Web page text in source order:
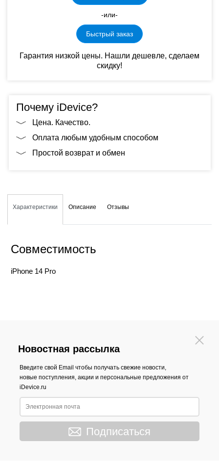
-или-
Быстрый заказ
Гарантия низкой цены. Нашли дешевле, сделаем
скидку!
Почему iDevice?
Цена. Качество.
Оплата любым удобным способом
Простой возврат и обмен
Описание
Характеристики Отзывы
Совместимость
iPhone 14 Pro
Новостная рассылка
Введите свой Email чтобы получать свежие новости,
новые поступления, акции и персональные предложения от
iDevice.ru
Подписаться